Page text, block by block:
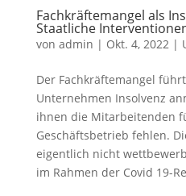
Fachkräftemangel als
Staatliche
von admin | Okt. 4, 2022 |
Der Fachkräftemangel
Unternehmen Insolvenz
ihnen die Mitarbeitenden
Geschäftsbetrieb fehlen.
eigentlich nicht
im Rahmen der Covid 19-